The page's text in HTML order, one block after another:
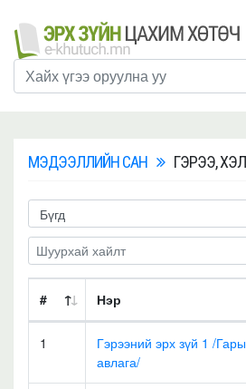
МЭДЭЭЛЛИЙН САН ГЭРЭЭ,
# Нэр
1
Гэрээний эрх зүй 1 /
авлага/